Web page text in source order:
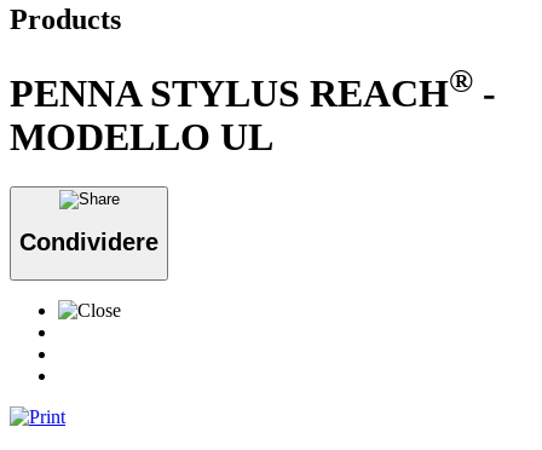
Products
PENNA STYLUS REACH® -
MODELLO UL
Condividere